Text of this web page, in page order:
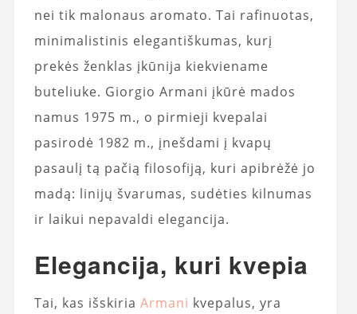
nei tik malonaus aromato. Tai rafinuotas,
minimalistinis elegantiškumas, kurį
prekės ženklas įkūnija kiekviename
buteliuke. Giorgio Armani įkūrė mados
namus 1975 m., o pirmieji kvepalai
pasirodė 1982 m., įnešdami į kvapų
pasaulį tą pačią filosofiją, kuri apibrėžė jo
madą: linijų švarumas, sudėties kilnumas
ir laikui nepavaldi elegancija.
Elegancija, kuri kvepia
Tai, kas išskiria Armani kvepalus, yra